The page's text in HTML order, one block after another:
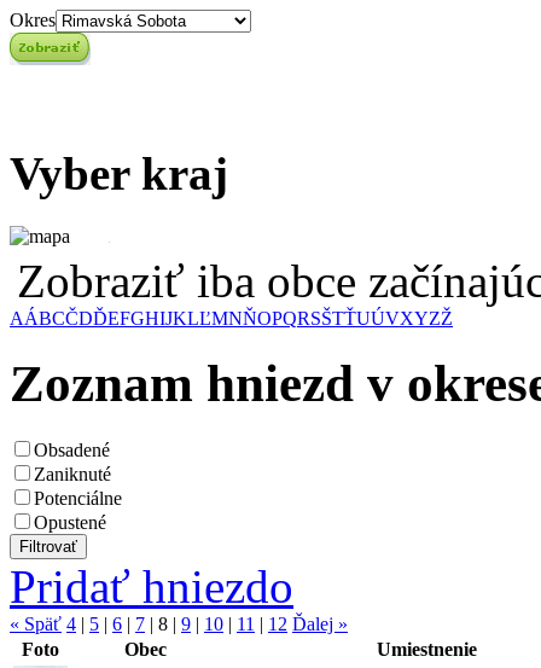
Okres
Vyber kraj
Zobraziť iba obce
AÁBCČDĎEFGHIJKLĽMNŇOPQRSŠTŤUÚVXYZŽ
Zoznam hniezd v
Obsadené
Zaniknuté
Potenciálne
Opustené
Pridať hniezdo
« Späť 4 | 5 | 6 | 7 | 8 | 9 | 10 | 11 | 12 Ďalej »
Foto
Obec
Umiestnenie